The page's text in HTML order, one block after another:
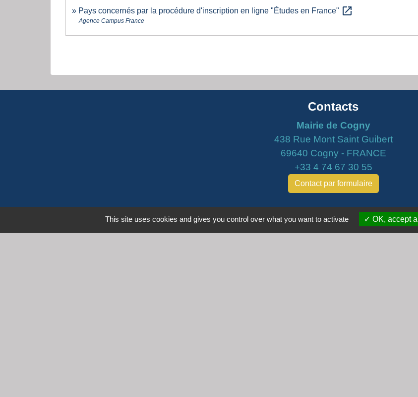
Pays concernés par la procédure d'inscription en ligne "Études en France" open_in_new
Agence Campus France
Contacts
Mairie de Cogny
438 Rue Mont Saint Guibert
69640 Cogny - FRANCE
+33 4 74 67 30 55
Contact par formulaire
Lundi : 16h30 - 18h30
This site uses cookies and gives you control over what you want to activate OK, accept all